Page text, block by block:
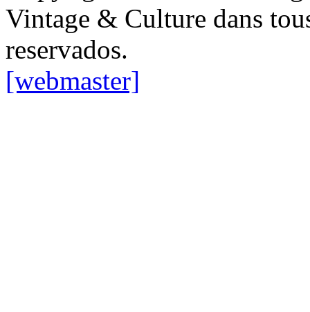
Vintage & Culture dans
reservados.
[webmaster]